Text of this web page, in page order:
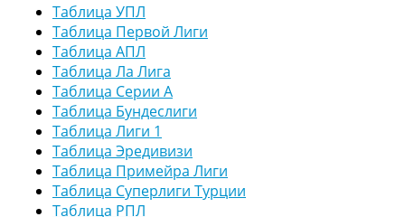
Таблица УПЛ
Таблица Первой Лиги
Таблица АПЛ
Таблица Ла Лига
Таблица Серии А
Таблица Бундеслиги
Таблица Лиги 1
Таблица Эредивизи
Таблица Примейра Лиги
Таблица Суперлиги Турции
Таблица РПЛ